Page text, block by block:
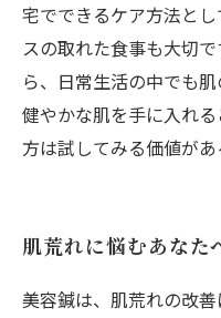
宅でできるケア方法と
スの取れた食事も大切
ら、日常生活の中でも
健やかな肌を手に入れ
方は試してみる価値があ
肌荒れに悩むあなた
美容鍼は、肌荒れの改